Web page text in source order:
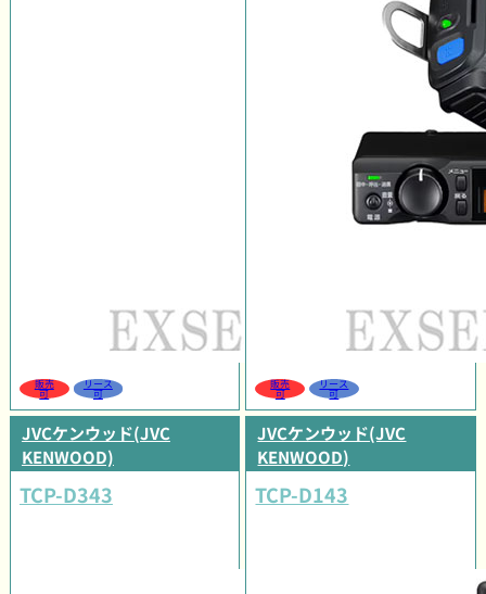
販売
可
リース
可
販売
可
リース
可
JVCケンウッド(JVC
KENWOOD)
TCP-D343
JVCケンウッド(JVC
KENWOOD)
TCP-D143